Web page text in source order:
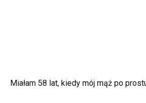
Miałam 58 lat, kiedy mój mąż po